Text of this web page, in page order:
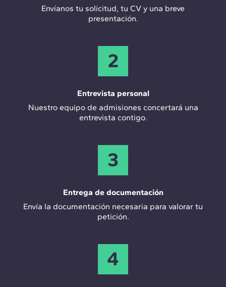
Envíanos tu solicitud, tu CV y una breve
presentación.
2
Entrevista personal
Nuestro equipo de admisiones concertará una
entrevista contigo.
3
Entrega de documentación
Envía la documentación necesaria para valorar tu
petición.
4